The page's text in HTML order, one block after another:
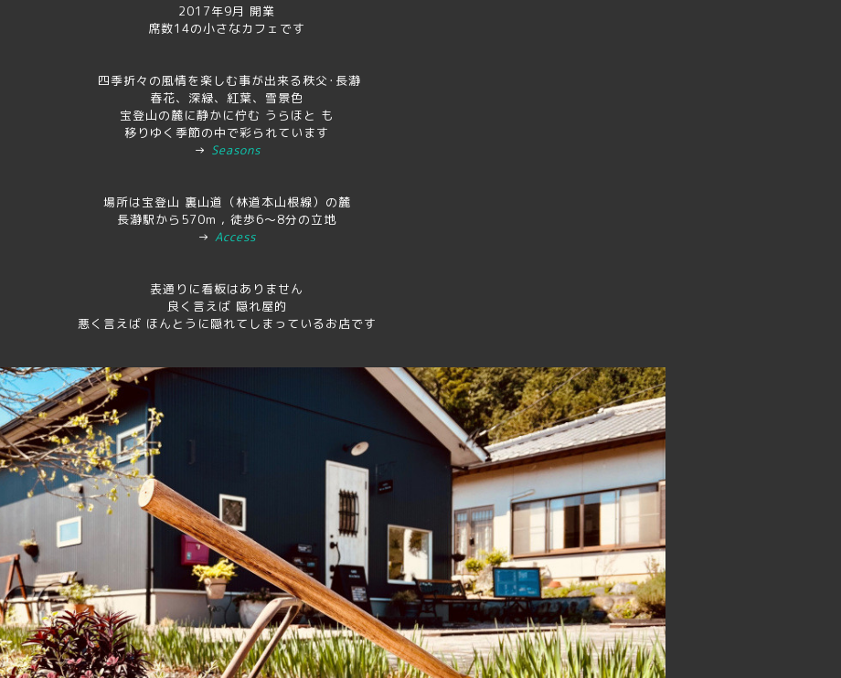
2017年9月 開業
席数14の小さなカフェです
四季折々の風情を楽しむ事が出来る秩父･長瀞
春花、深緑、紅葉、雪景色
宝登山の麓に静かに佇む うらほと も
移りゆく季節の中で彩られています
→ Seasons
場所は宝登山 裏山道（林道本山根線）の麓
長瀞駅から570m , 徒歩6～8分の立地
→ Access
表通りに看板はありません
良く言えば 隠れ屋的
悪く言えば ほんとうに隠れてしまっているお店です